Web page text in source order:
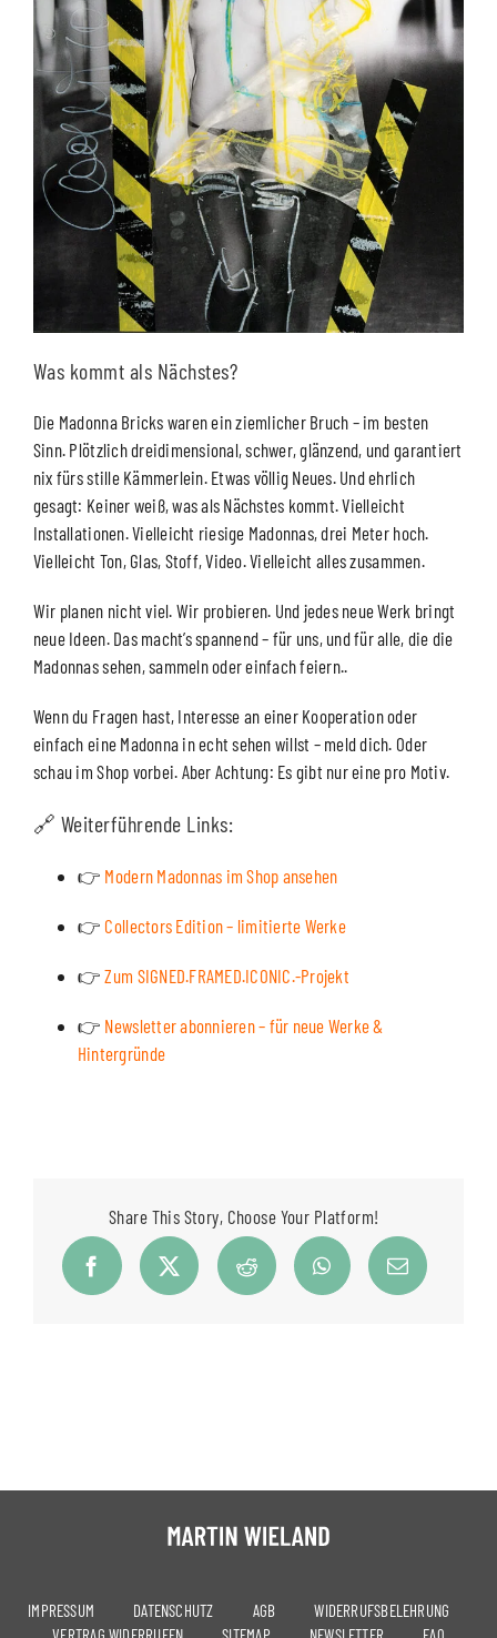
Was kommt als Nächstes?
Die Madonna Bricks waren ein ziemlicher Bruch – im besten
Sinn. Plötzlich dreidimensional, schwer, glänzend, und garantiert
nix fürs stille Kämmerlein. Etwas völlig Neues. Und ehrlich
gesagt: Keiner weiß, was als Nächstes kommt. Vielleicht
Installationen. Vielleicht riesige Madonnas, drei Meter hoch.
Vielleicht Ton, Glas, Stoff, Video. Vielleicht alles zusammen.
Wir planen nicht viel. Wir probieren. Und jedes neue Werk bringt
neue Ideen. Das macht’s spannend – für uns, und für alle, die die
Madonnas sehen, sammeln oder einfach feiern..
Wenn du Fragen hast, Interesse an einer Kooperation oder
einfach eine Madonna in echt sehen willst – meld dich. Oder
schau im Shop vorbei. Aber Achtung: Es gibt nur eine pro Motiv.
🔗 Weiterführende Links:
👉 Modern Madonnas im Shop ansehen
👉 Collectors Edition – limitierte Werke
👉Zum SIGNED.FRAMED.ICONIC.-Projekt
👉 Newsletter abonnieren – für neue Werke &
Hintergründe
Share This Story, Choose Your Platform!
IMPRESSUM DATENSCHUTZ AGB
WIDERRUFSBELEHRUNG